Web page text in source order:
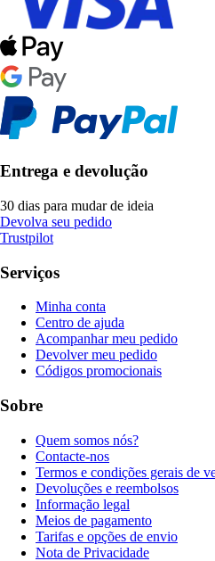
Entrega e devolução
30 dias para mudar de ideia
Devolva seu pedido
Trustpilot
Serviços
Minha conta
Centro de ajuda
Acompanhar meu pedido
Devolver meu pedido
Códigos promocionais
Sobre
Quem somos nós?
Contacte-nos
Termos e condições gerais de
Devoluções e reembolsos
Informação legal
Meios de pagamento
Tarifas e opções de envio
Nota de Privacidade